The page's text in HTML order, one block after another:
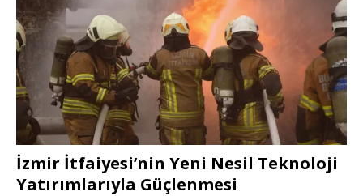
İzmir İtfaiyesi’nin Yeni Nesil Teknoloji
Yatırımlarıyla Güçlenmesi